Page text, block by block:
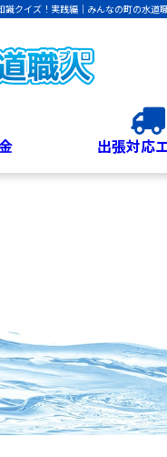
識クイズ！実践編｜みんなの町の水道
出張対応